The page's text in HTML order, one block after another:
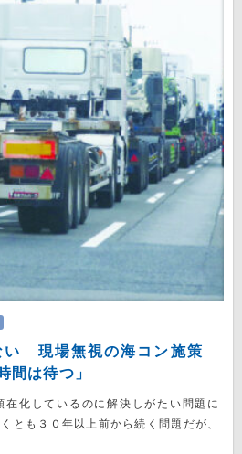
い 現場無視の海コン施策
間は待つ」
化しているのに解決しがたい問題に
とも３０年以上前から続く問題だが、